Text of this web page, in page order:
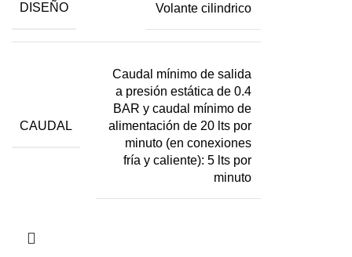
DISEÑO Volante cilindrico
CAUDAL
Caudal mínimo de salida
a presión estática de 0.4
BAR y caudal mínimo de
alimentación de 20 lts por
minuto (en conexiones
fría y caliente): 5 lts por
minuto